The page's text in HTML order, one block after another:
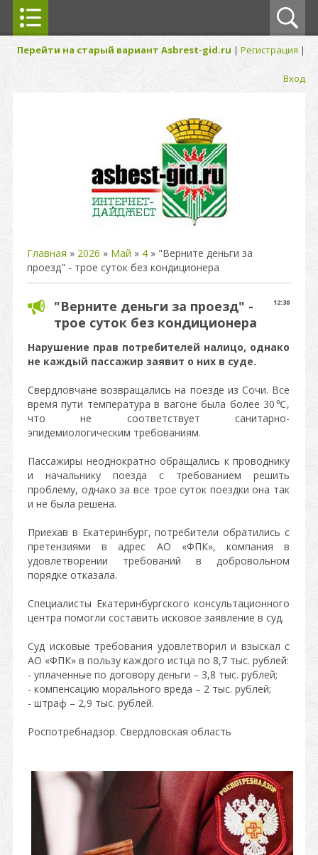
Перейти на старый вариант Asbrest-gid.ru | Регистрация |
Вход
Главная » 2026 » Май » 4 » "Верните деньги за
проезд" - трое суток без кондиционера
12:30
"Верните деньги за проезд" -
трое суток без кондиционера
Нарушение прав потребителей налицо, однако
не каждый пассажир заявит о них в суде.
Свердловчане возвращались на поезде из Сочи. Все
время пути температура в вагоне была более 30℃,
что не соответствует санитарно-
эпидемиологическим требованиям.
Пассажиры неоднократно обращались к проводнику
и начальнику поезда с требованием решить
проблему, однако за все трое суток поездки она так
и не была решена.
Приехав в Екатеринбург, потребители обратились с
претензиями в адрес АО «ФПК», компания в
удовлетворении требований в добровольном
порядке отказала.
Специалисты Екатеринбургского консультационного
центра помогли составить исковое заявление в суд.
Суд исковые требования удовлетворил и взыскал с
АО «ФПК» в пользу каждого истца по 8,7 тыс. рублей:
- уплаченные по договору деньги – 3,8 тыс. рублей;
- компенсацию морального вреда – 2 тыс. рублей;
- штраф – 2,9 тыс. рублей.
Роспотребнадзор. Свердловская область